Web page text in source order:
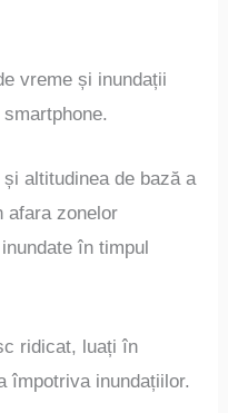
vreme și inundații
altitudinea de bază a
afara zonelor
în timpul
ridicat, luați în
împotriva inundațiilor.